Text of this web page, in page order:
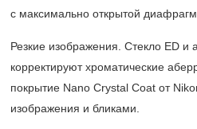
с максимально открытой
Резкие изображения. Стекло ED и
корректируют хроматические
покрытие Nano Crystal Coat от
изображения и бликами.